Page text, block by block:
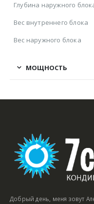
Глубина наружного
Вес внутреннего блока
Вес наружного блока
МОЩНОСТЬ
Добрый день, меня зовут